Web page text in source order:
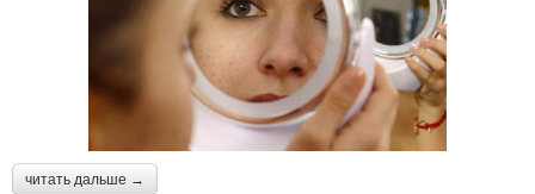
читать дальше →